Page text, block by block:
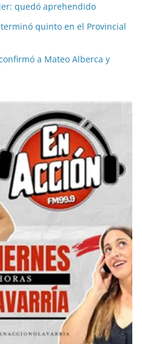
quedó aprehendido
quinto en el Provincial
a Mateo Alberca y